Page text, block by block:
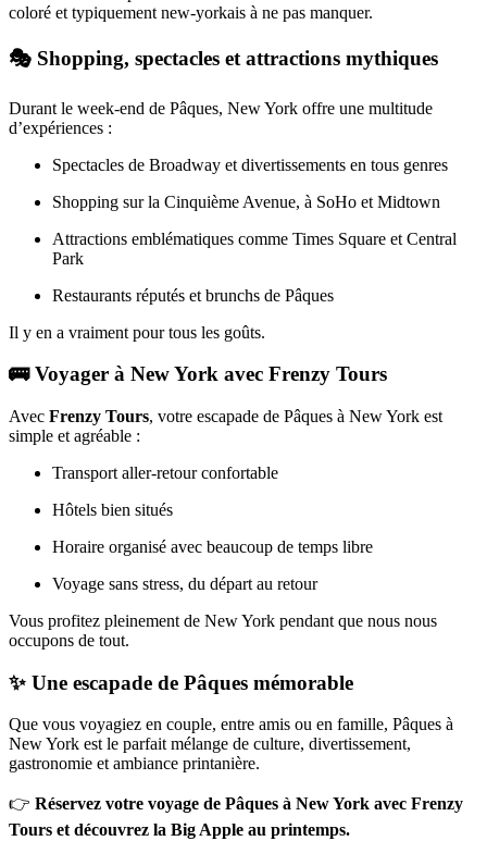
coloré et typiquement new-yorkais à ne pas manquer.
🎭 Shopping, spectacles et attractions mythiques
Durant le week-end de Pâques, New York offre une multitude
d’expériences :
Spectacles de Broadway et divertissements en tous genres
Shopping sur la Cinquième Avenue, à SoHo et Midtown
Attractions emblématiques comme Times Square et Central
Park
Restaurants réputés et brunchs de Pâques
Il y en a vraiment pour tous les goûts.
🚌 Voyager à New York avec Frenzy Tours
Avec Frenzy Tours, votre escapade de Pâques à New York est
simple et agréable :
Transport aller-retour confortable
Hôtels bien situés
Horaire organisé avec beaucoup de temps libre
Voyage sans stress, du départ au retour
Vous profitez pleinement de New York pendant que nous nous
occupons de tout.
✨ Une escapade de Pâques mémorable
Que vous voyagiez en couple, entre amis ou en famille, Pâques à
New York est le parfait mélange de culture, divertissement,
gastronomie et ambiance printanière.
👉 Réservez votre voyage de Pâques à New York avec Frenzy
Tours et découvrez la Big Apple au printemps.